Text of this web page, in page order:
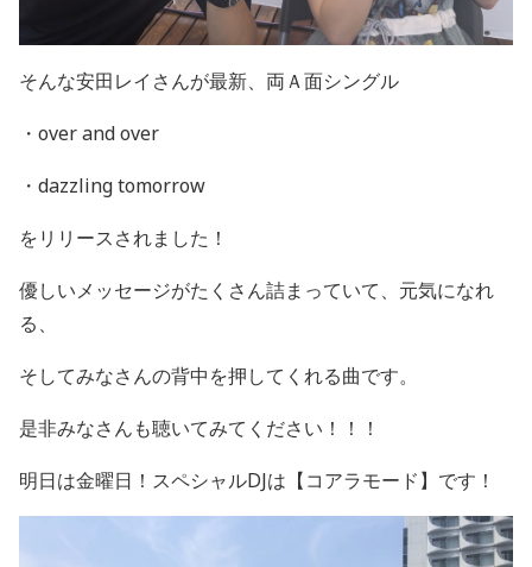
そんな安田レイさんが最新、両Ａ面シングル
・over and over
・dazzling tomorrow
をリリースされました！
優しいメッセージがたくさん詰まっていて、元気になれ
る、
そしてみなさんの背中を押してくれる曲です。
是非みなさんも聴いてみてください！！！
明日は金曜日！スペシャルDJは【コアラモード】です！